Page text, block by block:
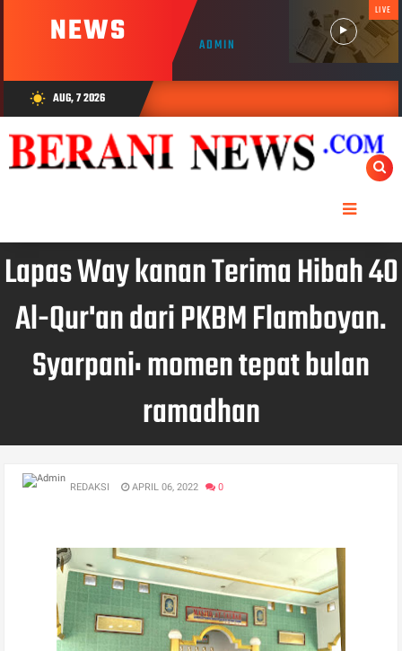
NEWS ADMIN
LIVE
wb_sunny AUG, 7 2026
Lapas Way kanan Terima Hibah 40
Al-Qur'an dari PKBM Flamboyan.
Syarpani: momen tepat bulan
ramadhan
REDAKSI APRIL 06, 2022 0